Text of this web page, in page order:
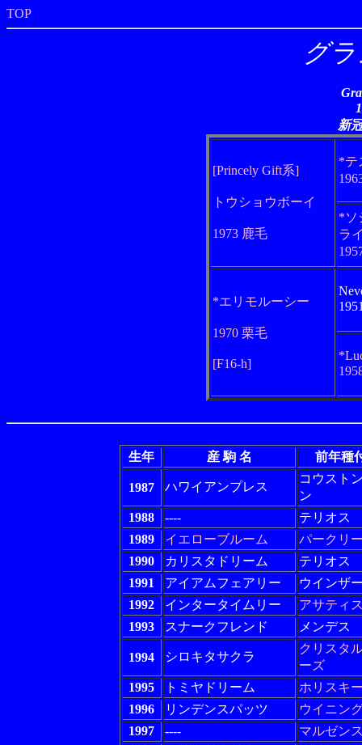
TOP
グ
新
[Princely Gift系]
トウショウボーイ
1973 鹿毛
*テ
*ソ
ラ
*エリモルーシー
1970 栗毛
[F16-h]
生年 産 駒 名 前年種
1987 ハワイアンプレス
コウスト
ン
1988
----
テリオス
1989
イエローブルーム
パークリ
1990
カリスタドリーム
テリオス
1991
アイアムフェアリー
ウインザ
1992
インタータイムリー
アサティ
1993
スナークフレンド メンデス
1994 シロキタサクラ
クリスタ
ーズ
1995
トミヤドリーム
ホリスキ
1996
リンデンスパッツ
ウイニン
1997
----
マルゼン